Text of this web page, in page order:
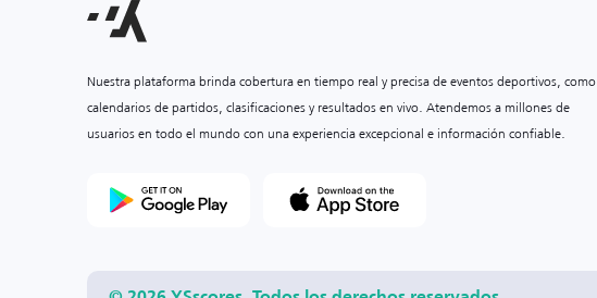
Nuestra plataforma brinda cobertura en tiempo real y precisa de eventos deportivos, como
calendarios de partidos, clasificaciones y resultados en vivo. Atendemos a millones de
usuarios en todo el mundo con una experiencia excepcional e información confiable.